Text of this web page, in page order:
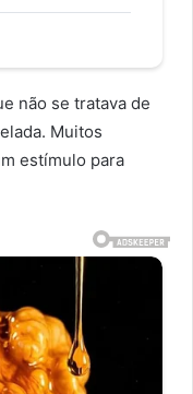
não se tratava de
Muitos
estímulo para